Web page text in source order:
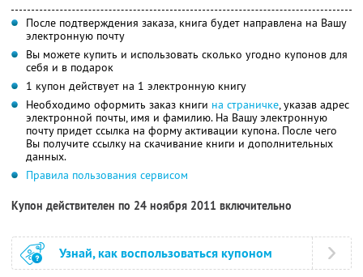
После подтверждения заказа, книга будет направлена на Вашу
электронную почту
Вы можете купить и использовать сколько угодно купонов для
себя и в подарок
1 купон действует на 1 электронную книгу
Необходимо оформить заказ книги на страничке, указав адрес
электронной почты, имя и фамилию. На Вашу электронную
почту придет ссылка на форму активации купона. После чего
Вы получите ссылку на скачивание книги и дополнительных
данных.
Правила пользования сервисом
Купон действителен по 24 ноября 2011 включительно
Узнай, как воспользоваться купоном